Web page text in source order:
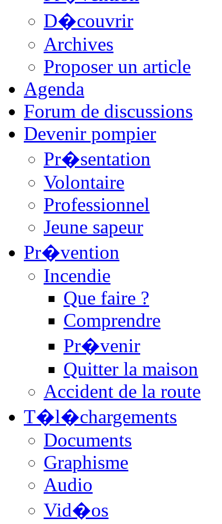
D�couvrir
Archives
Proposer un article
Agenda
Forum de discussions
Devenir pompier
Pr�sentation
Volontaire
Professionnel
Jeune sapeur
Pr�vention
Incendie
Que faire ?
Comprendre
Pr�venir
Quitter la maison
Accident de la route
T�l�chargements
Documents
Graphisme
Audio
Vid�os